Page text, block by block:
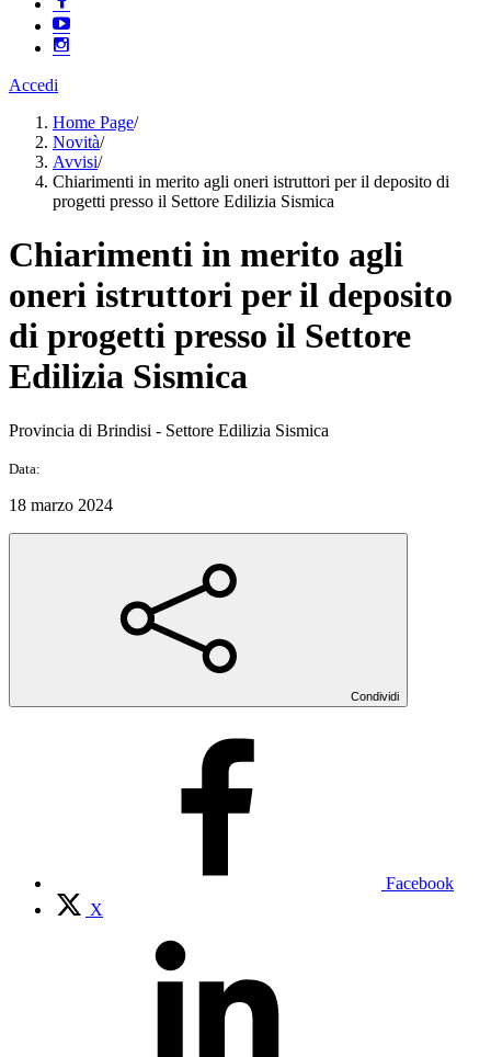
Accedi
Home Page/
Novità/
Avvisi/
Chiarimenti in merito agli oneri istruttori per il deposito di
progetti presso il Settore Edilizia Sismica
Chiarimenti in merito agli
oneri istruttori per il deposito
di progetti presso il Settore
Edilizia Sismica
Provincia di Brindisi - Settore Edilizia Sismica
Data:
18 marzo 2024
Condividi
Facebook
X